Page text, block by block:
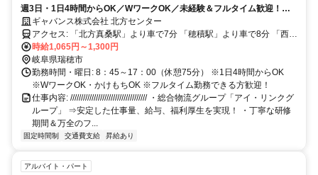
週3日・1日4時間からOK／WワークOK／未経験＆フルタイム歓迎！丁
寧な研修期間＆万全のフォロー体制
ギャバンス株式会社 北方センター
アクセス: 「北方真桑駅」より車で7分 「穂積駅」より車で8分 「西岐
阜駅」より車で11分 「東大垣駅」より車で18分 「名鉄岐阜駅」より
車で19分 ※マイカー通勤OK
時給1,065円～1,300円
岐阜県瑞穂市
勤務時間・曜日: 8：45～17：00（休憩75分） ※1日4時間からOK
※WワークOK・かけもちOK ※フルタイム勤務できる方歓迎！
仕事内容: //////////////////////////////////// ・総合物流グループ「アイ・リンクグ
ループ」 ⇒安定した仕事量、給与、福利厚生を実現！ ・丁寧な研修
期間＆万全のフ...
固定時間制 交通費支給 昇給あり
アルバイト・パート